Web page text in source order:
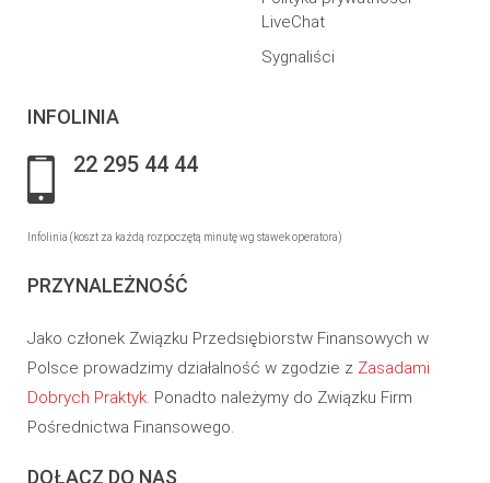
LiveChat
Sygnaliści
INFOLINIA
22 295 44 44
Infolinia (koszt za każdą rozpoczętą minutę wg stawek operatora)
PRZYNALEŻNOŚĆ
Jako członek Związku Przedsiębiorstw Finansowych w
Polsce prowadzimy działalność w zgodzie z Zasadami
Dobrych Praktyk. Ponadto należymy do Związku Firm
Pośrednictwa Finansowego.
DOŁĄCZ DO NAS